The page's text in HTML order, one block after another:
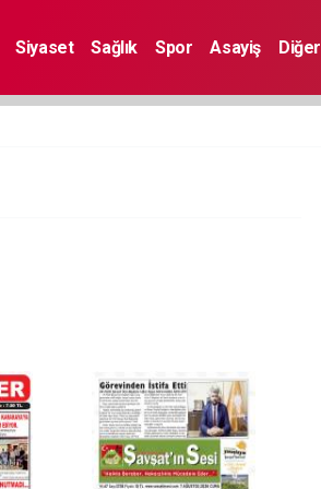
Siyaset Sağlık Spor Asayiş Diğer